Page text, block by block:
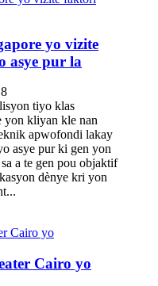
yo vizite
asye pur la
tiyo klas
yon kliyan kle nan
apwofondi lakay
asye pur ki gen yon
a te gen pou objaktif
dènye kri yon
Cairo yo